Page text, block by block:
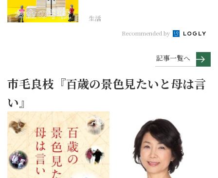
生活
Recommended by
記事一覧へ
市毛良枝『百歳の景色見たいと母は言
い』